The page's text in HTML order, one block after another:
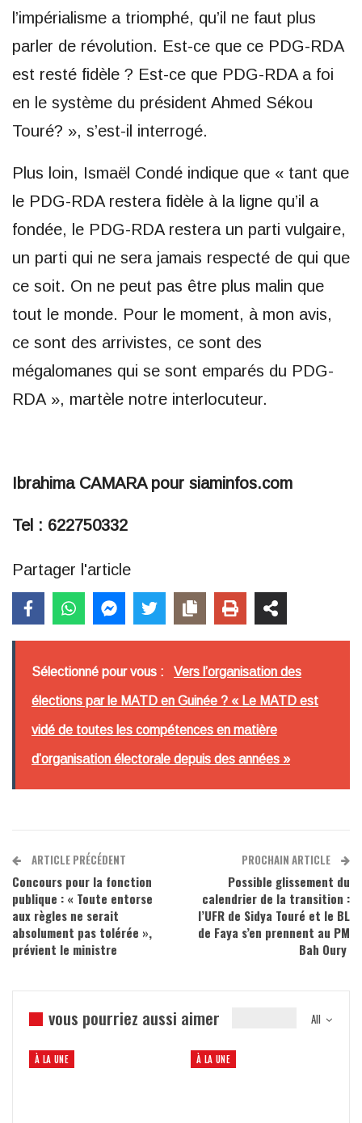
l’impérialisme a triomphé, qu’il ne faut plus
parler de révolution. Est-ce que ce PDG-RDA
est resté fidèle ? Est-ce que PDG-RDA a foi
en le système du président Ahmed Sékou
Touré? », s’est-il interrogé.
Plus loin, Ismaël Condé indique que « tant que
le PDG-RDA restera fidèle à la ligne qu’il a
fondée, le PDG-RDA restera un parti vulgaire,
un parti qui ne sera jamais respecté de qui que
ce soit. On ne peut pas être plus malin que
tout le monde. Pour le moment, à mon avis,
ce sont des arrivistes, ce sont des
mégalomanes qui se sont emparés du PDG-
RDA », martèle notre interlocuteur.
Ibrahima CAMARA pour siaminfos.com
Tel : 622750332
Partager l'article
Sélectionné pour vous : Vers l’organisation des
élections par le MATD en Guinée ? « Le MATD est
vidé de toutes les compétences en matière
d’organisation électorale depuis des années »
ARTICLE PRÉCÉDENT
Concours pour la fonction
publique : « Toute entorse
aux règles ne serait
absolument pas tolérée »,
prévient le ministre
PROCHAIN ARTICLE
Possible glissement du
calendrier de la transition :
l’UFR de Sidya Touré et le BL
de Faya s’en prennent au PM
Bah Oury
All
vous pourriez aussi aimer
À LA UNE À LA UNE